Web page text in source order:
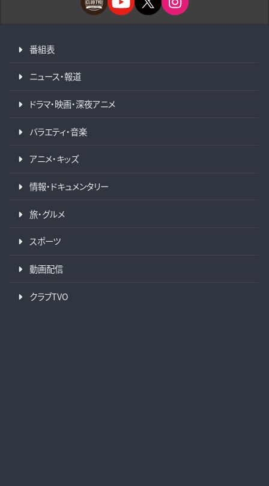
番組表
ニュース・報道
ドラマ・映画・深夜アニメ
バラエティ・音楽
アニメ・キッズ
情報・ドキュメンタリー
旅・グルメ
スポーツ
動画配信
クラブTVO